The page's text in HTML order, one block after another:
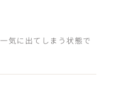
気に出てしまう状態で